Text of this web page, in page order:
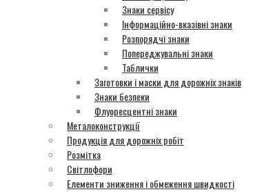
Знаки сервісу
Інформаційно-вказівні знаки
Розпорядчі знаки
Попереджувальні знаки
Таблички
Заготовки і маски для дорожніх знаків
Знаки безпеки
Флуоресцентні знаки
Металоконструкції
Продукція для дорожніх робіт
Розмітка
Світлофори
Елементи зниження і обмеження швидкості